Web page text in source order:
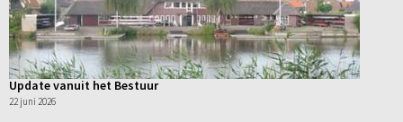
Update vanuit het Bestuur
22 juni 2026